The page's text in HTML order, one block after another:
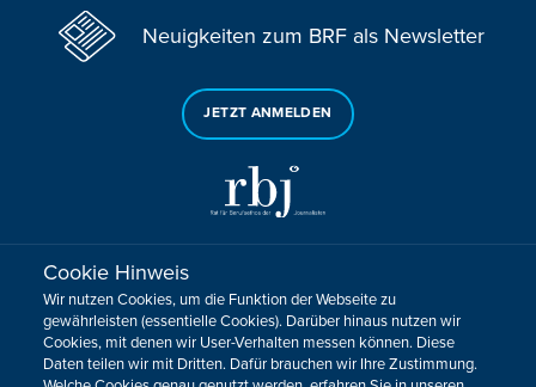
Neuigkeiten zum BRF als Newsletter
JETZT ANMELDEN
Sie haben noch Fragen oder Anmerkungen?
Impressum Datenschutz Kontakt Barrierefreiheit
Cookie Hinweis
Wir nutzen Cookies, um die Funktion der Webseite zu
gewährleisten (essentielle Cookies). Darüber hinaus nutzen wir
Cookies, mit denen wir User-Verhalten messen können. Diese
Daten teilen wir mit Dritten. Dafür brauchen wir Ihre Zustimmung.